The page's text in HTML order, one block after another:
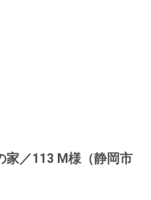
家／113 M様（静岡市